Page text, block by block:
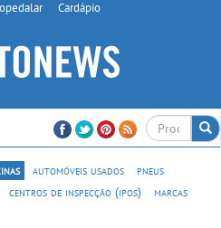
Cardápio
automóveis usados
pneus
centros de inspecção (ipos)
marcas